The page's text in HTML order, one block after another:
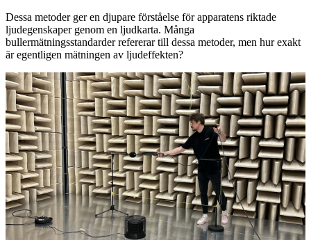
Dessa metoder ger en djupare förståelse för apparatens riktade
ljudegenskaper genom en ljudkarta. Många
bullermätningsstandarder refererar till dessa metoder, men hur exakt
är egentligen mätningen av ljudeffekten?